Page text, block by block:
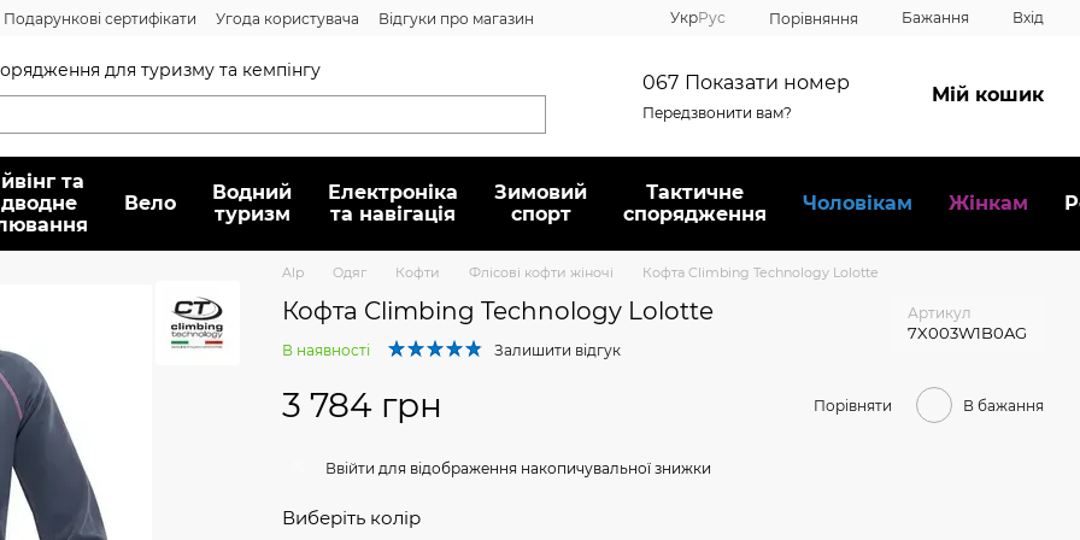
Подарункові сертифікати Угода користувача
Відгуки про магазин
УкрРус Порівняння Бажання Вхід
для туризму та кемпінгу
067 Показати номер
Передзвонити вам?
Мій кошик
та
Вело
Водний
туризм
Електроніка
та навігація
Зимовий
спорт
Тактичне
спорядження
Чоловікам Жінкам
Alp Oдяг Кофти Флісові кофти жіночі Кофта Climbing Technology Lolotte
Кофта Climbing Technology Lolotte Артикул
7X003W1B0AG
В наявності Залишити відгук
3 784 грн Порівняти В бажання
Ввійти для відображення накопичувальної знижки
Виберіть колір